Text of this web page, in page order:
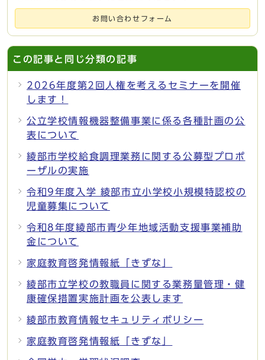
お問い合わせフォーム
この記事と同じ分類の記事
2026年度第2回人権を考えるセミナーを開催
します！
公立学校情報機器整備事業に係る各種計画の公
表について
綾部市学校給食調理業務に関する公募型プロポ
ーザルの実施
令和9年度入学 綾部市立小学校小規模特認校の
児童募集について
令和8年度綾部市青少年地域活動支援事業補助
金について
家庭教育啓発情報紙「きずな」
綾部市立学校の教職員に関する業務量管理・健
康確保措置実施計画を公表します
綾部市教育情報セキュリティポリシー
家庭教育啓発情報紙「きずな」